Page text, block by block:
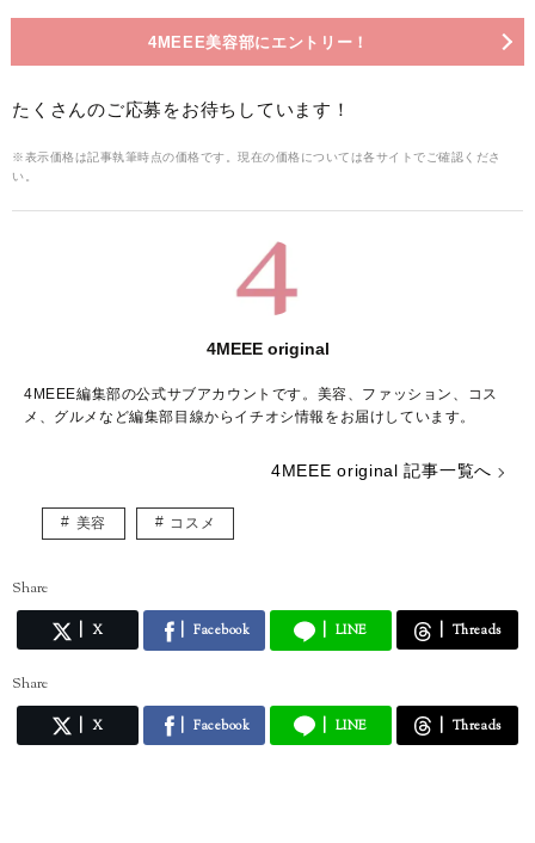
4MEEE美容部にエントリー！
たくさんのご応募をお待ちしています！
※表示価格は記事執筆時点の価格です。現在の価格については各サイトでご確認くださ
い。
4MEEE original
4MEEE編集部の公式サブアカウントです。美容、ファッション、コス
メ、グルメなど編集部目線からイチオシ情報をお届けしています。
4MEEE original 記事一覧へ
美容 コスメ
Share
X Facebook LINE Threads
Share
X Facebook LINE Threads